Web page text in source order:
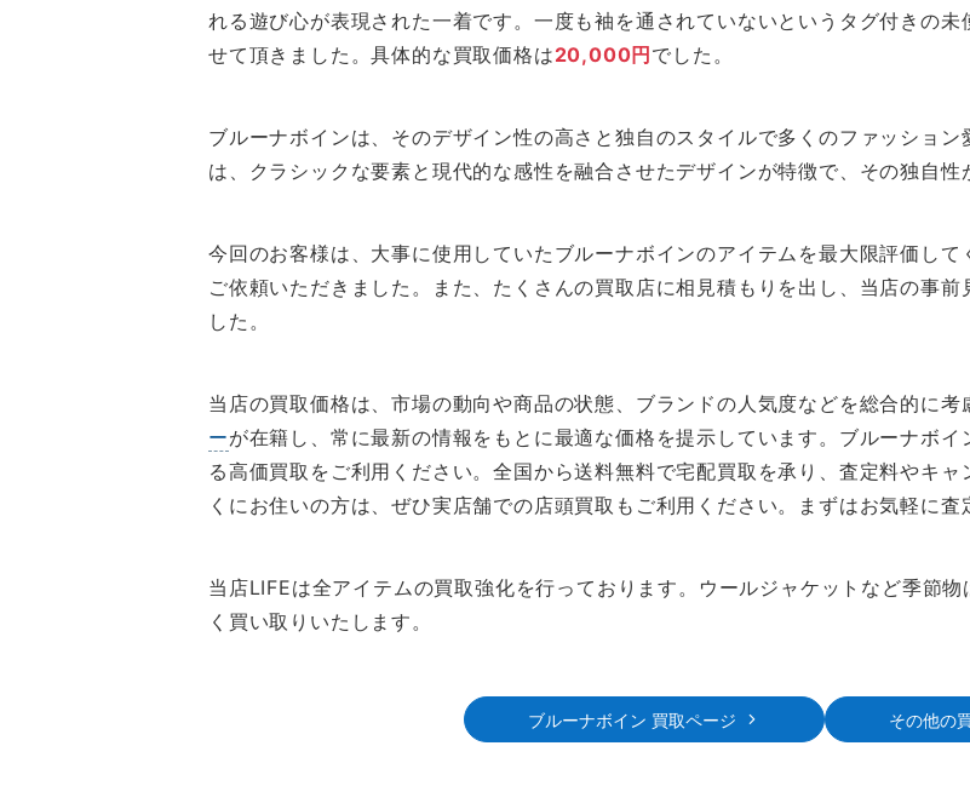
れる遊び心が表現された一着です。一度も袖を通されていないというタグ付きの
せて頂きました。具体的な買取価格は20,000円 でした。
ブルーナボインは、そのデザイン性の高さと独自のスタイルで多くのファッショ
は、クラシックな要素と現代的な感性を融合させたデザインが特徴で、その独自性
今回のお客様は、大事に使用していたブルーナボインのアイテムを最大限評価し
ご依頼いただきました。また、たくさんの買取店に相見積もりを出し、当店の事
した。
当店の買取価格は、市場の動向や商品の状態、ブランドの人気度などを総合的に
ーが在籍し、常に最新の情報をもとに最適な価格を提示しています。ブルーナボ
る高価買取をご利用ください。全国から送料無料で宅配買取を承り、査定料やキ
くにお住いの方は、ぜひ実店舗での店頭買取もご利用ください。まずはお気軽に査
当店LIFEは全アイテムの買取強化を行っております。ウールジャケットなど季節
く買い取りいたします。
ブルーナボイン 買取ページ その他の